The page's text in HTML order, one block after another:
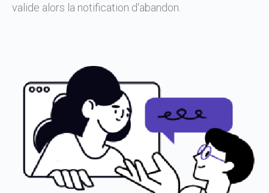
valide alors la notification d'abandon.